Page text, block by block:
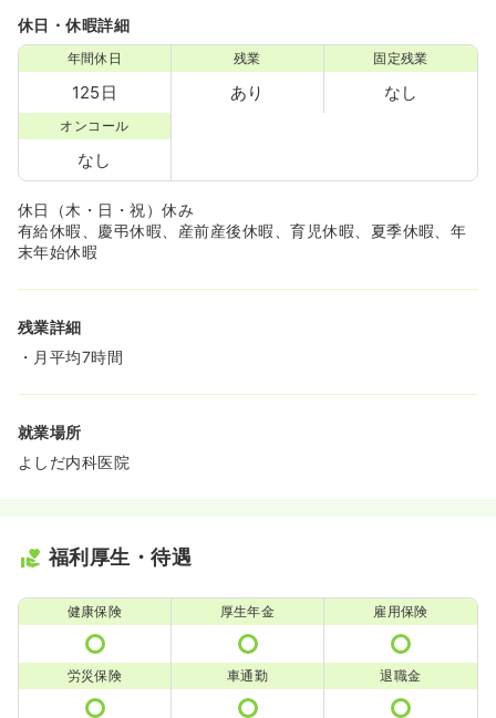
休日・休暇詳細
年間休日
125日
残業
あり
固定残業
なし
オンコール
なし
休日（木・日・祝）休み
有給休暇、慶弔休暇、産前産後休暇、育児休暇、夏季休暇、年
末年始休暇
残業詳細
・月平均7時間
就業場所
よしだ内科医院
福利厚生・待遇
健康保険 厚生年金 雇用保険
労災保険 車通勤 退職金